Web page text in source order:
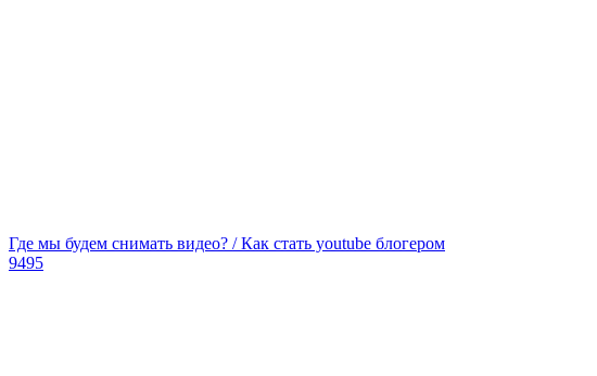
Где мы будем снимать видео? / Как стать youtube блогером
9495